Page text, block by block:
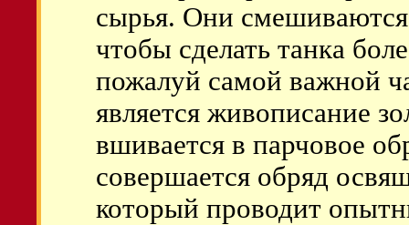
сырья. Они
чтобы сделать танка
пожалуй самой важной
является живописание
вшивается в парчовое
совершается обряд
который проводит